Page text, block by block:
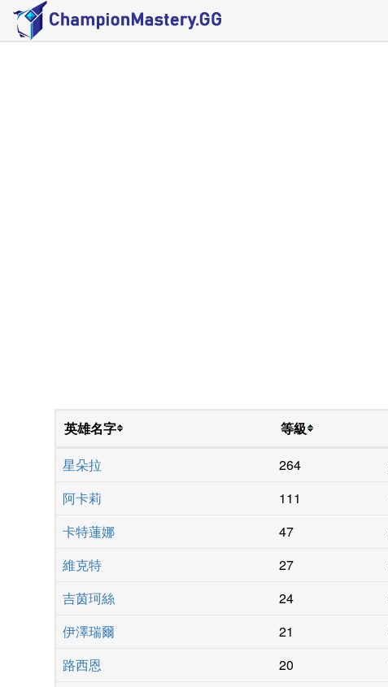
英雄名字 等級
星朵拉
264
阿卡莉
111
卡特蓮娜
47
維克特
27
吉茵珂絲
24
伊澤瑞爾
21
路西恩
20